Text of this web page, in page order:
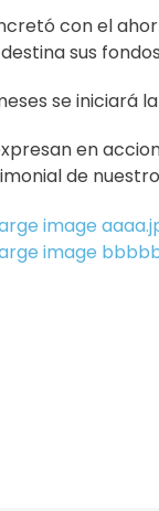
con el
sus
se iniciará
en
de